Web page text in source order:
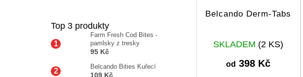
Top 3 produkty
Farm Fresh Cod Bites -
pamlsky z tresky
95 Kč
Belcando Bities Kuřecí
109 Kč
Belcando Derm-Tabs
hodnocení
je
SKLADEM (2 KS)
od 398 Kč